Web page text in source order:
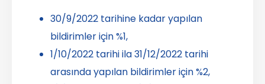
30/9/2022 tarihine kadar yapılan
bildirimler için %1,
1/10/2022 tarihi ila 31/12/2022 tarihi
arasında yapılan bildirimler için %2,